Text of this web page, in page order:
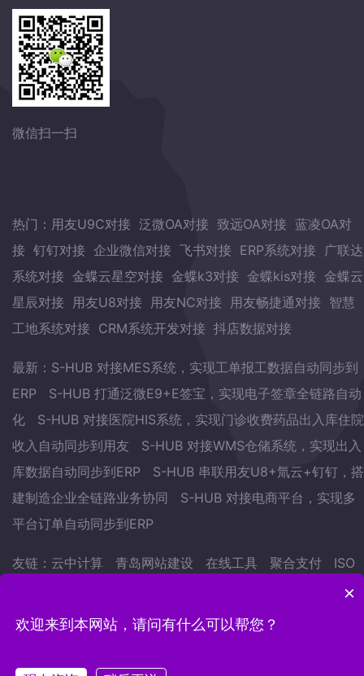
微信扫一扫
热门： 用友U9C对接 泛微OA对接 致远OA对接 蓝凌OA对
接 钉钉对接 企业微信对接 飞书对接 ERP系统对接 广联达
系统对接 金蝶云星空对接 金蝶k3对接 金蝶kis对接 金蝶云
星辰对接 用友U8对接 用友NC对接 用友畅捷通对接 智慧
工地系统对接 CRM系统开发对接 抖店数据对接
最新： S-HUB 对接MES系统，实现工单报工数据自动同步到
ERP
S-HUB 打通泛微E9+E签宝，实现电子签章全链路自动
化
S-HUB 对接医院HIS系统，实现门诊收费药品出入库住院
收入自动同步到用友
S-HUB 对接WMS仓储系统，实现出入
库数据自动同步到ERP
S-HUB 串联用友U8+氚云+钉钉，搭
建制造企业全链路业务协同
S-HUB 对接电商平台，实现多
平台订单自动同步到ERP
友链： 云中计算 青岛网站建设 在线工具 聚合支付
ISO
地表水监测
站
×
欢迎来到本网站，请问有什么可以帮您？